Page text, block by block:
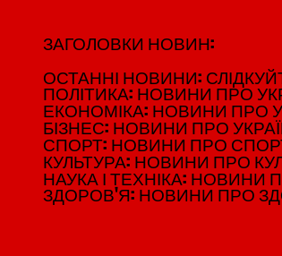
ЗАГОЛОВКИ НОВИН:
ОСТАННІ НОВИНИ:
ПОЛІТИКА: НОВИНИ ПРО
ЕКОНОМІКА: НОВИНИ ПРО
БІЗНЕС: НОВИНИ ПРО
СПОРТ: НОВИНИ ПРО СПОРТ
КУЛЬТУРА: НОВИНИ ПРО
НАУКА І ТЕХНІКА: НОВИНИ
ЗДОРОВ'Я: НОВИНИ ПРО
ЗАГОЛОВКИ НОВИН:
ОСТАННІ НОВИНИ:
ПОЛІТИКА: НОВИНИ ПРО
ЕКОНОМІКА: НОВИНИ ПРО
БІЗНЕС: НОВИНИ ПРО
СПОРТ: НОВИНИ ПРО СПОРТ
КУЛЬТУРА: НОВИНИ ПРО
НАУКА І ТЕХНІКА: НОВИНИ
ЗДОРОВ'Я: НОВИНИ ПРО